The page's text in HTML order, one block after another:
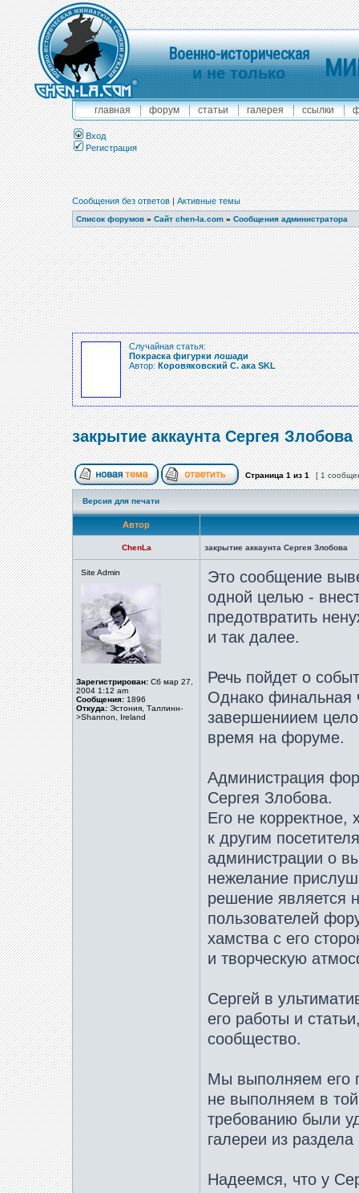
Военно-историческая
и не только
главная форум статьи галерея ссылки
Вход
Регистрация
Сообщения без ответов|Активные темы
Список форумов » Сайт chen-la.com » Сообщения администратора
Случайная статья:
Покраска фигурки лошади
Автор:Коровяковский С. ака SKL
закрытие аккаунта Сергея Злобова
Страница1из1 [ 1
Версия для печати
Автор
ChenLa закрытие аккаунта Сергея Злобова
Site Admin
Зарегистрирован: Сб мар 27,
2004 1:12 am
Сообщения: 1896
Откуда: Эстония, Таллинн-
>Shannon, Ireland
Это сообщение
одной целью -
предотвратить
и так далее.
Речь пойдет о
Однако финальная
завершениием
время на форуме.
Администрация
Сергея Злобова.
Его не
к другим
администрации о
нежелание
решение является
пользователей
хамства с его
и творческую
Cергей в
его работы и
сообщество.
Мы выполняем его
не выполняем в
требованию были
галереи из
Надеемся, что у